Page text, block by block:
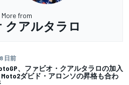
More from
クアルタラロ
日前
、ファビオ・クアルタラロの加入
ダビド・アロンソの昇格も合わ